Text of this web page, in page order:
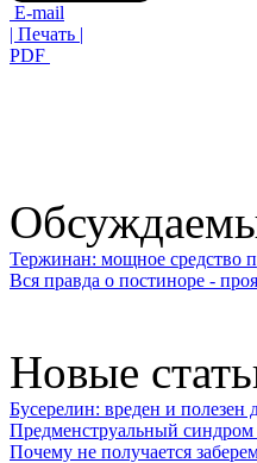
E-mail
| Печать |
PDF
Тержинан: мощное средство
Вся правда о постиноре -
Новые
Бусерелин: вреден и полезен
Предменструальный синдром
Почему не получается